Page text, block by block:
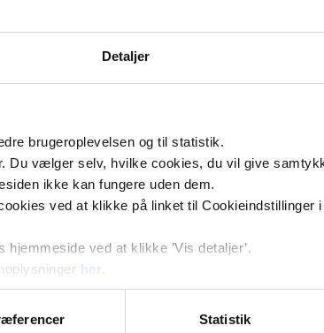
Detaljer
brugeroplevelsen og til statistik.
Du vælger selv, hvilke cookies, du vil give
ikke kan fungere uden dem.
ved at klikke på linket til Cookieindstillinger
ved at klikke ’Vis detaljer’.
her
Statistik
Roskilde 22 06 2017.pdf